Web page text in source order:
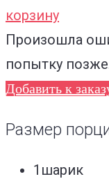
корзину
Произошла
попытку
Добавить к
Размер
1шарик